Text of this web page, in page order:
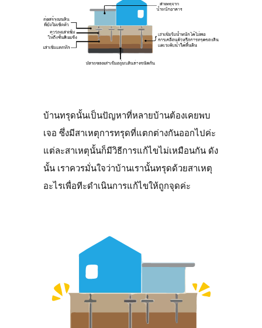
บ้านทรุดนั้นเป็นปัญหาที่หลายบ้านต้องเคยพบ
เจอ ซึ่งมีสาเหตุการทรุดที่แตกต่างกันออกไปค่ะ
แต่ละสาเหตุนั้นก็มีวิธีการแก้ไขไม่เหมือนกัน ดัง
นั้น เราควรมั่นใจว่าบ้านเรานั้นทรุดด้วยสาเหตุ
อะไรเพื่อทีะดำเนินการแก้ไขให้ถูกจุดค่ะ